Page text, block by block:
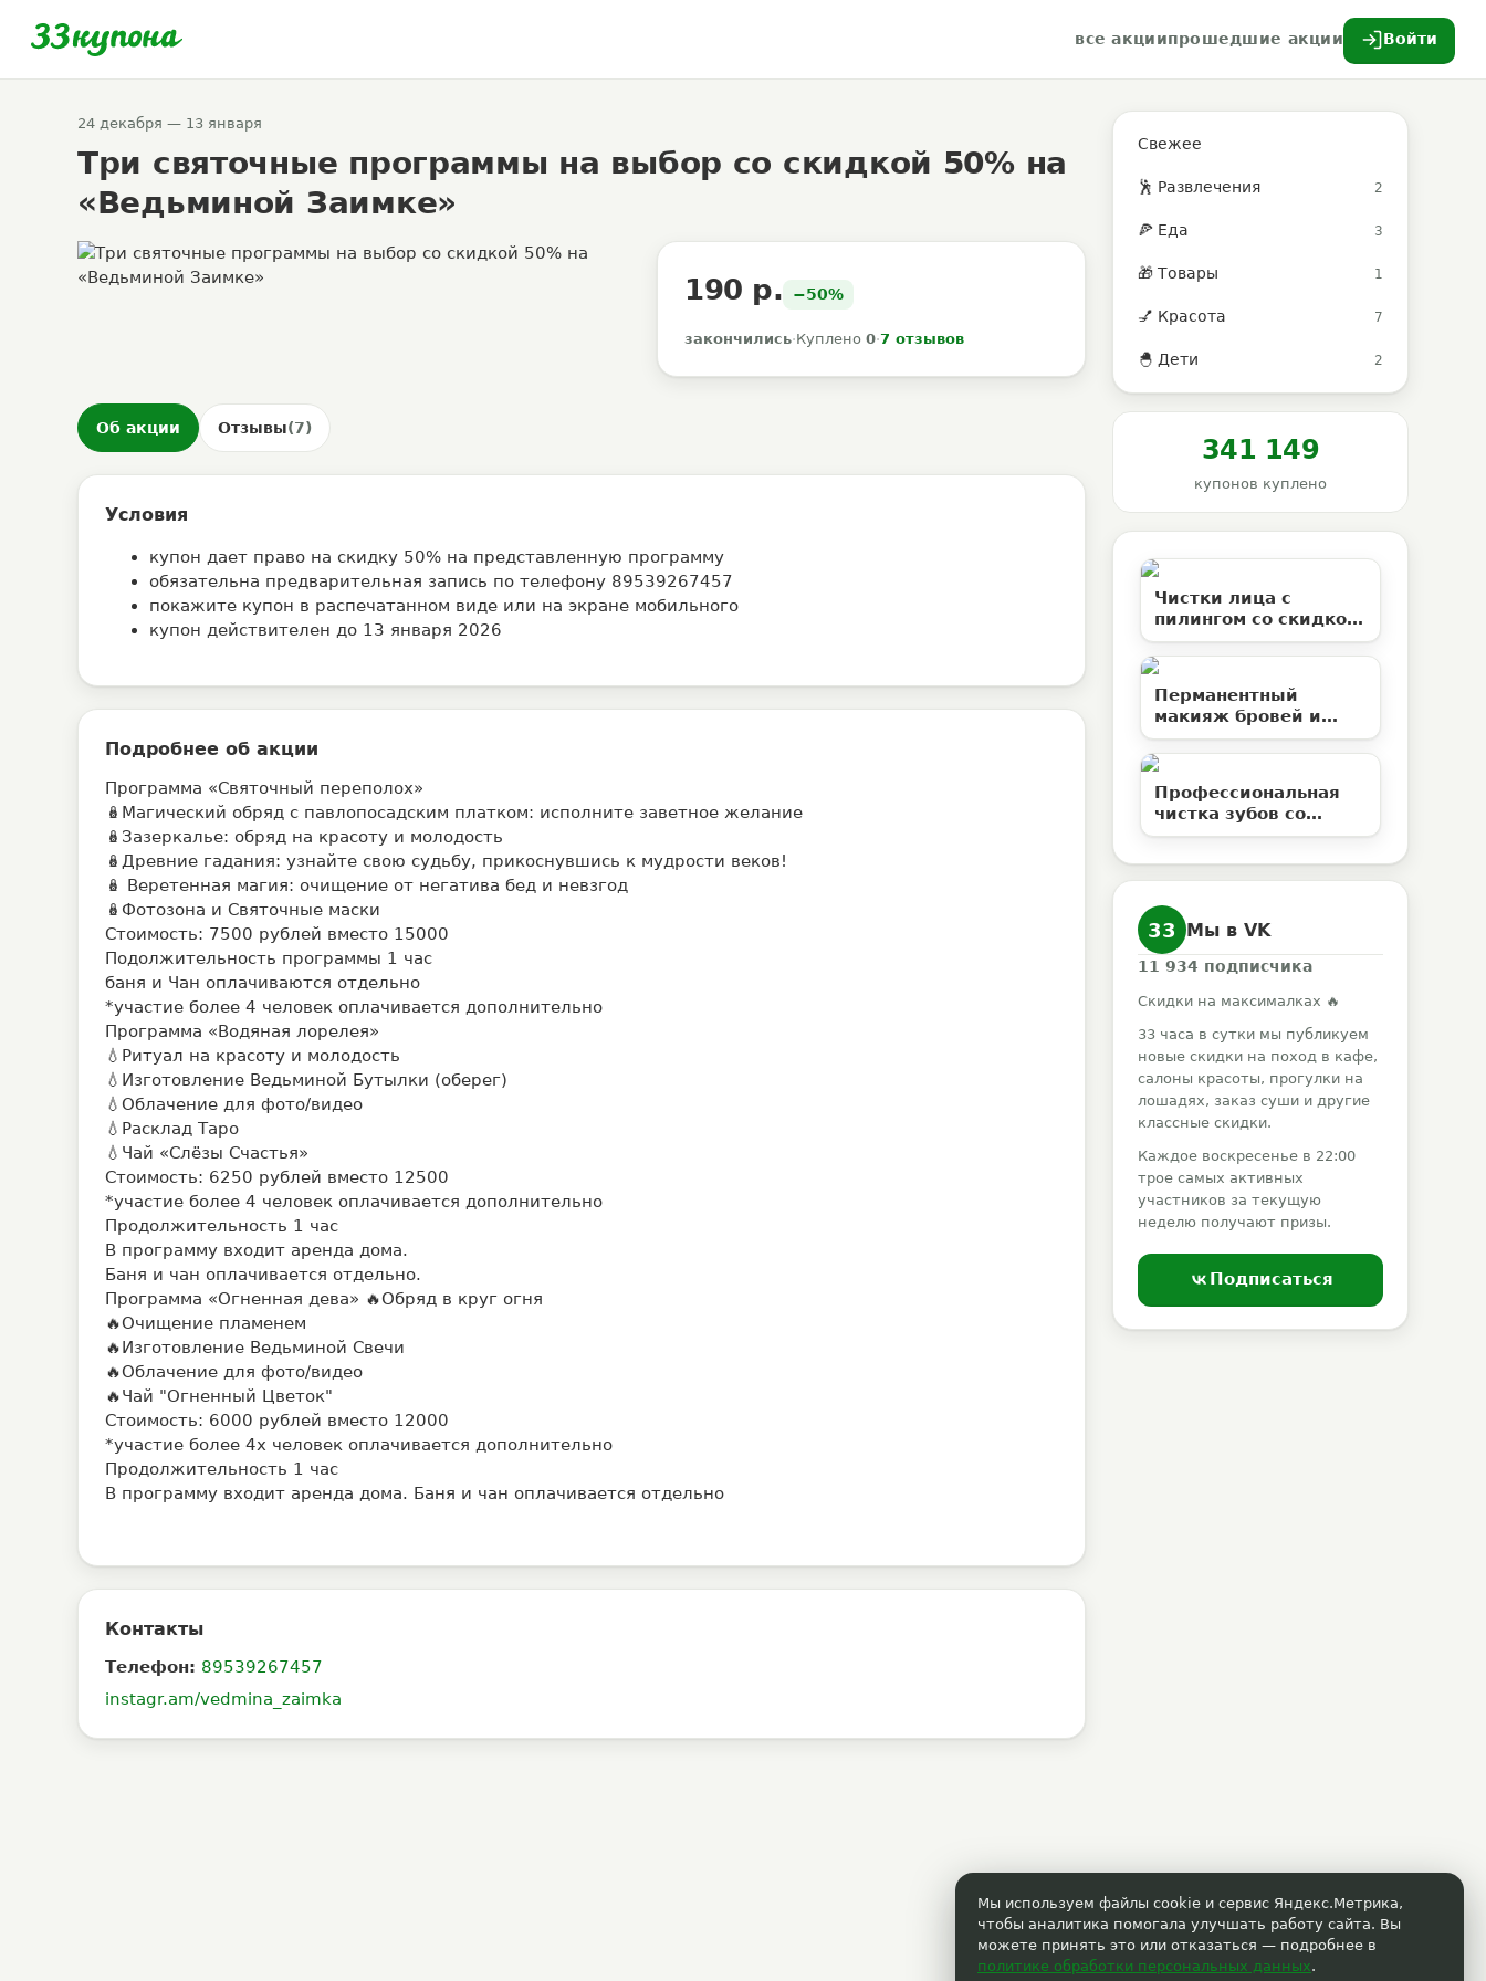
все акциипрошедшие акции Войти
24 декабря — 13 января
Три святочные программы на выбор со скидкой 50% на
«Ведьминой Заимке»
190 р. −50%
закончились·Куплено0·7 отзывов
Об акции Отзывы(7)
Условия
купон дает право на скидку 50% на представленную программу
обязательна предварительная запись по телефону 89539267457
покажите купон в распечатанном виде или на экране мобильного
купон действителен до 13 января 2026
Подробнее об акции
Программа «Святочный переполох»
🪆Магический обряд с павлопосадским платком: исполните заветное желание
🪆Зазеркалье: обряд на красоту и молодость
🪆Древние гадания: узнайте свою судьбу, прикоснувшись к мудрости веков!
🪆 Веретенная магия: очищение от негатива бед и невзгод
🪆Фотозона и Святочные маски
Стоимость: 7500 рублей вместо 15000
Подолжительность программы 1 час
баня и Чан оплачиваются отдельно
*участие более 4 человек оплачивается дополнительно
Программа «Водяная лорелея»
💧Ритуал на красоту и молодость
💧Изготовление Ведьминой Бутылки (оберег)
💧Облачение для фото/видео
💧Расклад Таро
💧Чай «Слёзы Счастья»
Стоимость: 6250 рублей вместо 12500
*участие более 4 человек оплачивается дополнительно
Продолжительность 1 час
В программу входит аренда дома.
Баня и чан оплачивается отдельно.
Программа «Огненная дева» 🔥Обряд в круг огня
🔥Очищение пламенем
🔥Изготовление Ведьминой Свечи
🔥Облачение для фото/видео
🔥Чай "Огненный Цветок"
Стоимость: 6000 рублей вместо 12000
*участие более 4х человек оплачивается дополнительно
Продолжительность 1 час
В программу входит аренда дома. Баня и чан оплачивается отдельно
Контакты
Телефон: 89539267457
instagr.am/vedmina_zaimka
Свежее
🕺 Развлечения 2
🍕 Еда 3
🎁 Товары 1
💅 Красота 7
🐣 Дети 2
341 149
купонов куплено
Чистки лица с
пилингом со скидкой
50% в студии
эстетической
«Территория ВуМен»
Перманентный
макияж бровей и
ламинирование
ресниц со скидкой до
Профессиональная
чистка зубов со
скидкой 50% в
33 Мы в VK
11 934 подписчика
Скидки на максималках 🔥
33 часа в сутки мы публикуем
новые скидки на поход в кафе,
салоны красоты, прогулки на
лошадях, заказ суши и другие
классные скидки.
Каждое воскресенье в 22:00
трое самых активных
участников за текущую
неделю получают призы.
Подписаться
Мы используем файлы cookie и сервис Яндекс.Метрика,
чтобы аналитика помогала улучшать работу сайта. Вы
можете принять это или отказаться — подробнее в
политике обработки персональных данных.